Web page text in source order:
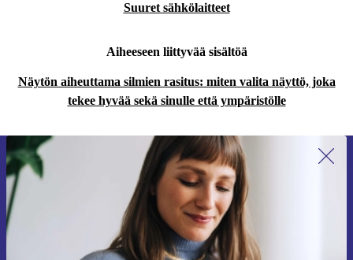
Suuret sähkölaitteet
Aiheeseen liittyvää sisältöä
Näytön aiheuttama silmien rasitus: miten valita näyttö, joka
tekee hyvää sekä sinulle että ympäristölle
Liity ensimmäistä kertaa uutiskirjeen
tilaajaksi ja säästä 15 €!
Älä missaa enää yhtäkään tarjousta.